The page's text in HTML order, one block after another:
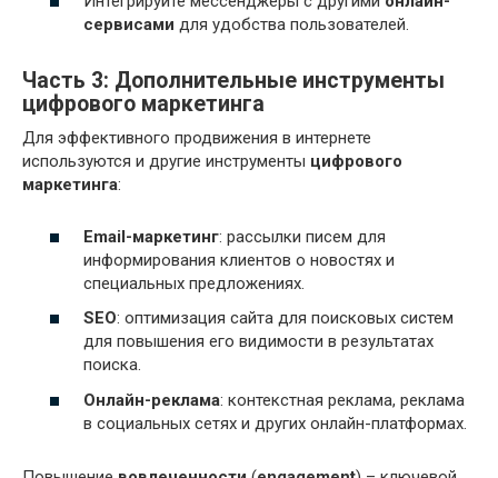
сервисами для удобства пользователей.
Часть 3: Дополнительные инструменты
цифрового маркетинга
Для эффективного продвижения в интернете
используются и другие инструменты цифрового
маркетинга:
Email-маркетинг: рассылки писем для
информирования клиентов о новостях и
специальных предложениях.
SEO: оптимизация сайта для поисковых систем
для повышения его видимости в результатах
поиска.
Онлайн-реклама: контекстная реклама, реклама
в социальных сетях и других онлайн-платформах.